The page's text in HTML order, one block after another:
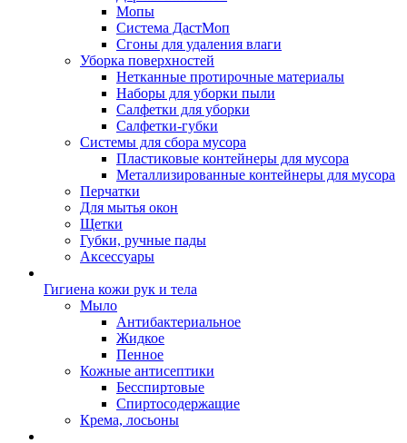
Мопы
Система ДастМоп
Сгоны для удаления влаги
Уборка поверхностей
Нетканные протирочные материалы
Наборы для уборки пыли
Салфетки для уборки
Салфетки-губки
Системы для сбора мусора
Пластиковые контейнеры для мусора
Металлизированные контейнеры для мусора
Перчатки
Для мытья окон
Щетки
Губки, ручные пады
Аксессуары
Гигиена кожи рук и тела
Мыло
Антибактериальное
Жидкое
Пенное
Кожные антисептики
Бесспиртовые
Cпиртосодержащие
Крема, лосьоны